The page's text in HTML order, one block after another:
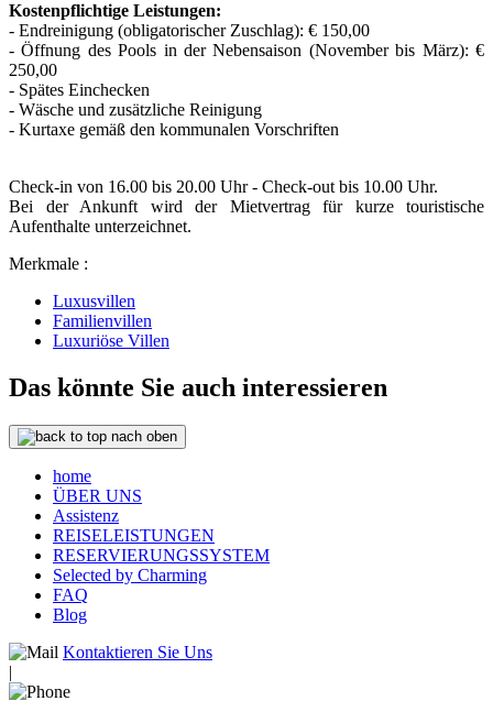
Kostenpflichtige Leistungen:
- Endreinigung (obligatorischer Zuschlag): € 150,00
- Öffnung des Pools in der Nebensaison (November bis März): €
250,00
- Spätes Einchecken
- Wäsche und zusätzliche Reinigung
- Kurtaxe gemäß den kommunalen Vorschriften
Check-in von 16.00 bis 20.00 Uhr - Check-out bis 10.00 Uhr.
Bei der Ankunft wird der Mietvertrag für kurze touristische
Aufenthalte unterzeichnet.
Merkmale :
Luxusvillen
Familienvillen
Luxuriöse Villen
Das könnte Sie auch interessieren
nach oben
home
ÜBER UNS
Assistenz
REISELEISTUNGEN
RESERVIERUNGSSYSTEM
Selected by Charming
FAQ
Blog
Kontaktieren Sie Uns
|